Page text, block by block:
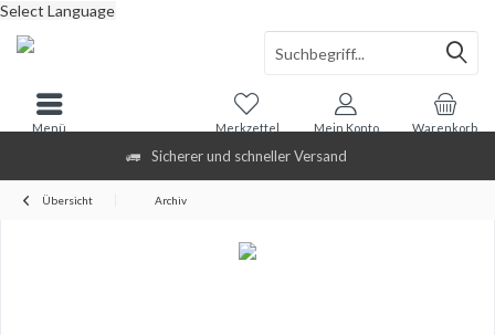
Sicherer und schneller Versand
Select Language
Warenkorb
Merkzettel Mein Konto
Menü
Übersicht Archiv